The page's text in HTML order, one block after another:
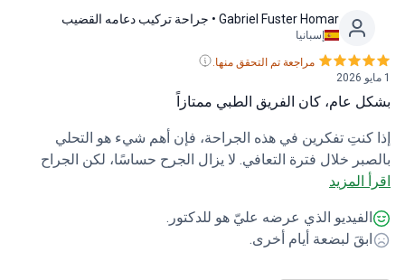
Gabriel Fuster Homar • جراحة تركيب دعامه القضيب
إسبانيا
مراجعة تم التحقق منها.
عام، كان الفريق الطبي ممتازاً
كنتِ تفكرين في هذه الجراحة، فإن أهم شيء هو التحلي
خلال فترة التعافي. لا يزال الجرح حساسًا، لكن الجراح
كانوا ممتازين في شرح كل خطوة. شعرتُ برعاية فائقة.
النتيجة من حيث الطول مطابقة تمامًا لما تم الاتفاق عليه
وهو أمر مُريح. كانت العيادة جيدة، مع أن التنسيق في
الذي عرضه عليّ هو للدكتور.
لبضعة أيام أخرى.